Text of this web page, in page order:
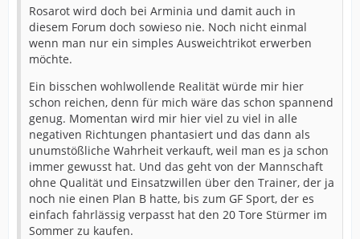
Rosarot wird doch bei Arminia und damit auch in
diesem Forum doch sowieso nie. Noch nicht einmal
wenn man nur ein simples Ausweichtrikot erwerben
möchte.
Ein bisschen wohlwollende Realität würde mir hier
schon reichen, denn für mich wäre das schon spannend
genug. Momentan wird mir hier viel zu viel in alle
negativen Richtungen phantasiert und das dann als
unumstößliche Wahrheit verkauft, weil man es ja schon
immer gewusst hat. Und das geht von der Mannschaft
ohne Qualität und Einsatzwillen über den Trainer, der ja
noch nie einen Plan B hatte, bis zum GF Sport, der es
einfach fahrlässig verpasst hat den 20 Tore Stürmer im
Sommer zu kaufen.